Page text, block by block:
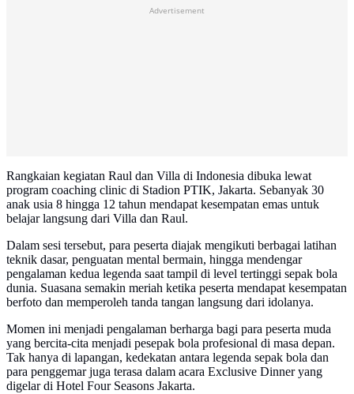
Advertisement
Rangkaian kegiatan Raul dan Villa di Indonesia dibuka lewat
program coaching clinic di Stadion PTIK, Jakarta. Sebanyak 30
anak usia 8 hingga 12 tahun mendapat kesempatan emas untuk
belajar langsung dari Villa dan Raul.
Dalam sesi tersebut, para peserta diajak mengikuti berbagai latihan
teknik dasar, penguatan mental bermain, hingga mendengar
pengalaman kedua legenda saat tampil di level tertinggi sepak bola
dunia. Suasana semakin meriah ketika peserta mendapat kesempatan
berfoto dan memperoleh tanda tangan langsung dari idolanya.
Momen ini menjadi pengalaman berharga bagi para peserta muda
yang bercita-cita menjadi pesepak bola profesional di masa depan.
Tak hanya di lapangan, kedekatan antara legenda sepak bola dan
para penggemar juga terasa dalam acara Exclusive Dinner yang
digelar di Hotel Four Seasons Jakarta.